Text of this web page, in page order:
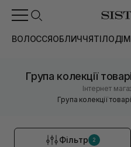
ВОЛОССЯОБЛИЧЧЯТІЛОДІМ
Група колекції
Інтернет
Група колекції
Фільтр 2